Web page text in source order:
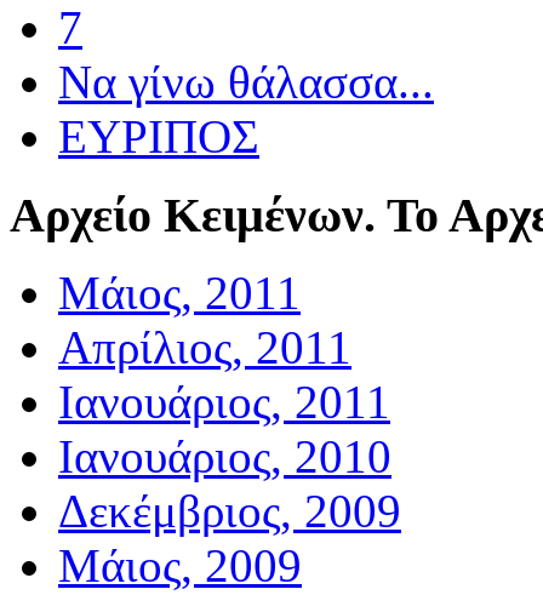
7
Να γίνω θάλασσα...
ΕΥΡΙΠΟΣ
Αρχείο Κειμένων. Το
Μάιος, 2011
Απρίλιος, 2011
Ιανουάριος, 2011
Ιανουάριος, 2010
Δεκέμβριος, 2009
Μάιος, 2009